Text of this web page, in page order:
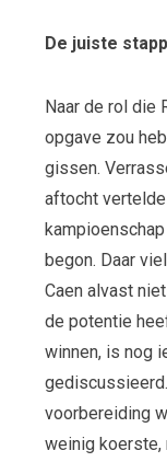
De juiste
Naar de rol die
opgave zou
gissen.
aftocht
begon. Daar
Caen alvast
de potentie
winnen, is nog
voorbereiding
weinig koerste,